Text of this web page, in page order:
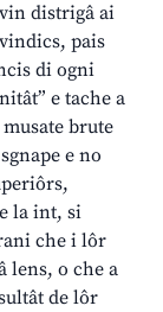
distrigâ ai
pais
di ogni
e tache a
brute
e no
la int, si
che i lôr
lens, o che a
de lôr